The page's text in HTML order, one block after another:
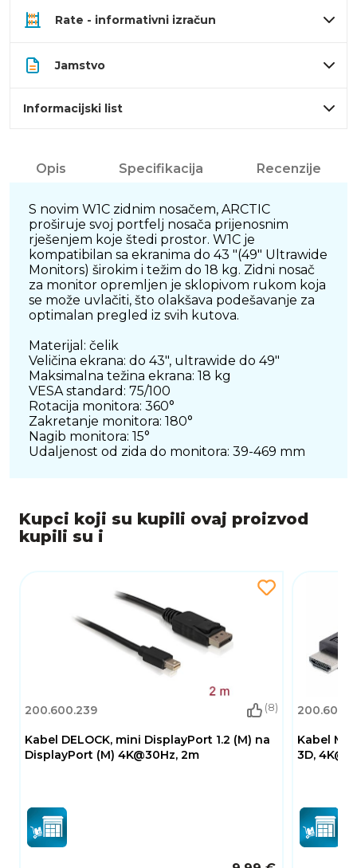
Rate - informativni izračun
Jamstvo
Informacijski list
Opis Specifikacija Recenzije
S novim W1C zidnim nosačem, ARCTIC
proširuje svoj portfelj nosača prijenosnim
rješenjem koje štedi prostor. W1C je
kompatibilan sa ekranima do 43 "(49" Ultrawide
Monitors) širokim i težim do 18 kg. Zidni nosač
za monitor opremljen je sklopivom rukom koja
se može uvlačiti, što olakšava podešavanje za
optimalan pregled iz svih kutova.
Materijal: čelik
Veličina ekrana: do 43", ultrawide do 49"
Maksimalna težina ekrana: 18 kg
VESA standard: 75/100
Rotacija monitora: 360°
Zakretanje monitora: 180°
Nagib monitora: 15°
Udaljenost od zida do monitora: 39-469 mm
Kupci koji su kupili ovaj proizvod
kupili su i
200.600.239 (8)
Kabel DELOCK, mini DisplayPort 1.2 (M) na
DisplayPort (M) 4K@30Hz, 2m
Kabel
3D,